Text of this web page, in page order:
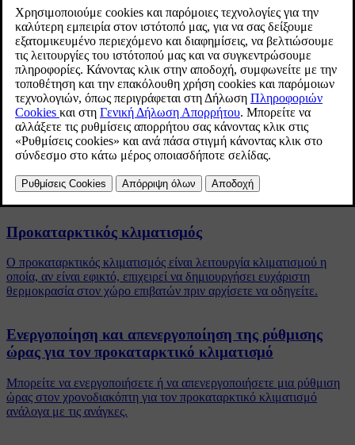
Ενημερώθηκε 19/10/2021
Ο χρονοδιακόπτης μπορεί να διαχειριστεί έως 8 διαφορετικές
ρυθμίσεις για
μια ώρα σε μία ημερομηνία
μια ώρα σε μία ή περισσότερες ημέρες της εβδομάδας, με ή
χωρίς επανάληψη.
Σχετικά άρθρα
Προκαταρκτικός κλιματισμός
Ο προκαταρκτικός κλιματισμός είναι λειτουργία κλιματισμού η
οποία, αν είναι εφικτό, επιχειρεί να δημιουργήσει ευχάριστη
θερμοκρασία στον χώρο επιβατών πριν αρχίσετε να οδηγείτε.
Ενεργοποίηση και απενεργοποίηση της ρύθμισης
ώρας για τον προκαταρκτικό κλιματισμό
Μπορείτε να ενεργοποιήσετε ή να απενεργοποιήσετε μια ρύθμιση
ώρας στον χρονοδιακόπτη για τον προκαταρκτικό κλιματισμό
ανάλογα με τις ανάγκες.